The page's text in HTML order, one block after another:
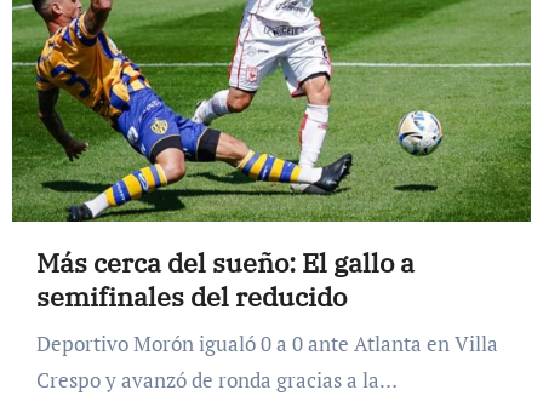
Más cerca del sueño: El gallo a
semifinales del reducido
Deportivo Morón igualó 0 a 0 ante Atlanta en Villa
Crespo y avanzó de ronda gracias a la…